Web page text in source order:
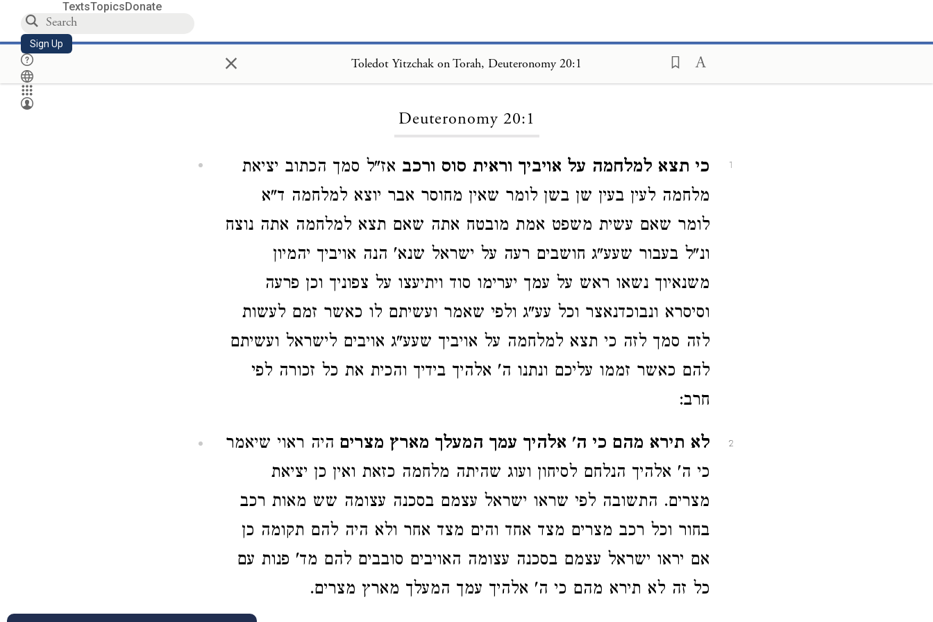
TextsTopicsDonate
Sign Up × Toledot Yitzchak on Torah, Deuteronomy 20:1
Deuteronomy 20:1
1 כי תצא למלחמה על אויביך וראית סוס ורכב אז"ל סמך הכתוב יציאת
מלחמה לעין בעין שן בשן לומר שאין מחוסר אבר יוצא למלחמה ד"א
לומר שאם עשית משפט אמת מובטח אתה שאם תצא למלחמה אתה נוצח
ונ"ל בעבור שעע"ג חושבים רעה על ישראל שנא' הנה אויביך יהמיון
משנאיוך נשאו ראש על עמך יערימו סוד ויתיעצו על צפוניך וכן פרעה
וסיסרא ונבוכדנאצר וכל עע"ג ולפי שאמר ועשיתם לו כאשר זמם לעשות
לזה סמך לזה כי תצא למלחמה על אויביך שעע"ג אויבים לישראל ועשיתם
להם כאשר זממו עליכם ונתנו ה' אלהיך בידיך והכית את כל זכורה לפי
חרב:
2 לא תירא מהם כי ה' אלהיך עמך המעלך מארץ מצרים היה ראוי שיאמר
כי ה' אלהיך הנלחם לסיחון ועוג שהיתה מלחמה כזאת ואין כן יציאת
מצרים. התשובה לפי שראו ישראל עצמם בסכנה עצומה שש מאות רכב
בחור וכל רכב מצרים מצד אחד והים מצד אחר ולא היה להם תקומה כן
אם יראו ישראל עצמם בסכנה עצומה האויבים סובבים להם מד' פנות עם
כל זה לא תירא מהם כי ה' אלהיך עמך המעלך מארץ מצרים.